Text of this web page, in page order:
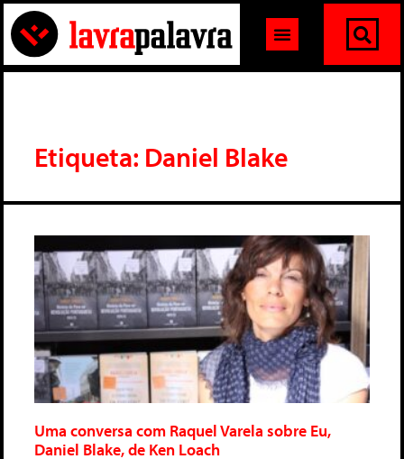
Etiqueta: Daniel Blake
Uma conversa com Raquel Varela sobre Eu,
Daniel Blake, de Ken Loach